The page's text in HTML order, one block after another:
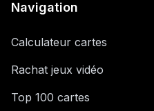
Navigation
Calculateur cartes
Rachat jeux vidéo
Top 100 cartes